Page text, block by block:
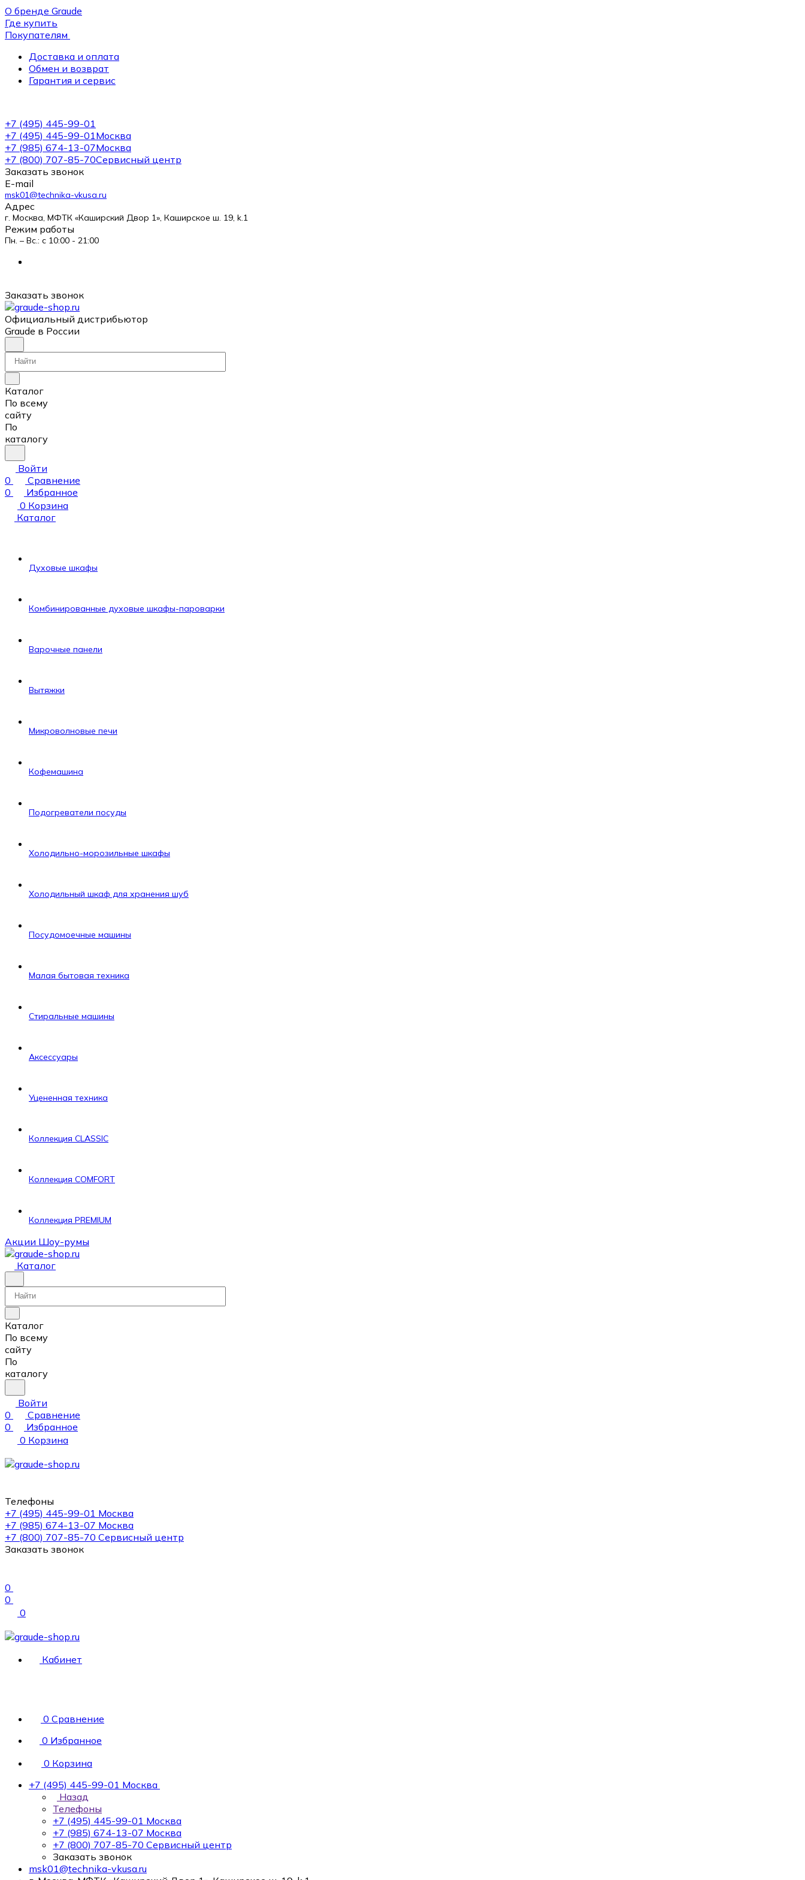
О бренде Graude
Где купить
Покупателям
Доставка и оплата
Обмен и возврат
Гарантия и сервис
+7 (495) 445-99-01
+7 (495) 445-99-01Москва
+7 (985) 674-13-07Москва
+7 (800) 707-85-70Сервисный центр
Заказать звонок
E-mail
msk01@technika-vkusa.ru
Адрес
г. Москва, МФТК «Каширский Двор 1», Каширское ш. 19, k.1
Режим работы
Пн. – Вс.: с 10:00 - 21:00
Заказать звонок
Официальный дистрибьютор
Graude в России
Каталог
По всему
сайту
По
каталогу
Войти
0
Сравнение
0
Избранное
0 Корзина
Каталог
Духовые шкафы
Комбинированные духовые шкафы-пароварки
Варочные панели
Вытяжки
Микроволновые печи
Кофемашина
Подогреватели посуды
Холодильно-морозильные шкафы
Холодильный шкаф для хранения шуб
Посудомоечные машины
Малая бытовая техника
Стиральные машины
Аксессуары
Уцененная техника
Коллекция CLASSIC
Коллекция COMFORT
Коллекция PREMIUM
Акции Шоу-румы
Каталог
Каталог
По всему
сайту
По
каталогу
Войти
0
Сравнение
0
Избранное
0 Корзина
Телефоны
+7 (495) 445-99-01 Москва
+7 (985) 674-13-07 Москва
+7 (800) 707-85-70 Сервисный центр
Заказать звонок
0
0
0
Кабинет
0 Сравнение
0 Избранное
0 Корзина
+7 (495) 445-99-01 Москва
Назад
Телефоны
+7 (495) 445-99-01 Москва
+7 (985) 674-13-07 Москва
+7 (800) 707-85-70 Сервисный центр
Заказать звонок
msk01@technika-vkusa.ru